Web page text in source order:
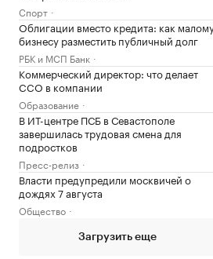
Спорт
Облигации вместо кредита: как
бизнесу разместить публичный долг
РБК и МСП Банк
Коммерческий директор: что делает
CCO в компании
Образование
В ИТ-центре ПСБ в Севастополе
завершилась трудовая смена для
подростков
Пресс-релиз
Власти предупредили москвичей о
дождях 7 августа
Общество
Загрузить еще